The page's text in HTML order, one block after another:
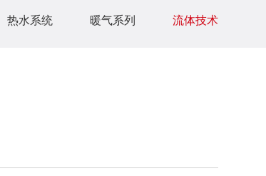
热水系统 暖气系列 流体技术